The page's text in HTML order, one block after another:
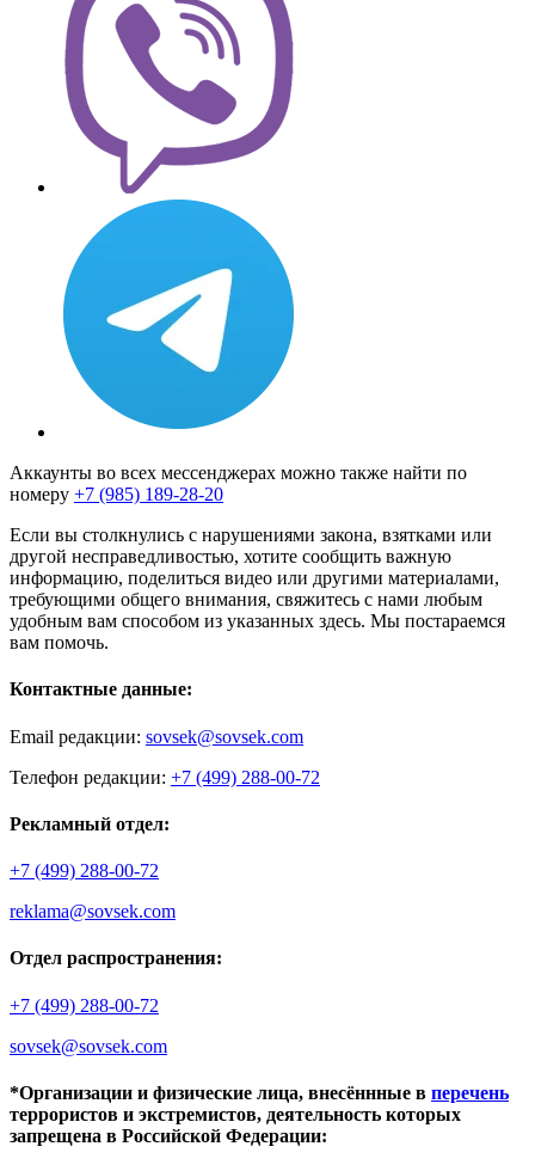
Аккаунты во всех мессенджерах можно также найти по
номеру +7 (985) 189-28-20
Если вы столкнулись с нарушениями закона, взятками или
другой несправедливостью, хотите сообщить важную
информацию, поделиться видео или другими материалами,
требующими общего внимания, свяжитесь с нами любым
удобным вам способом из указанных здесь. Мы постараемся
вам помочь.
Контактные данные:
Email редакции: sovsek@sovsek.com
Телефон редакции: +7 (499) 288-00-72
Рекламный отдел:
+7 (499) 288-00-72
reklama@sovsek.com
Отдел распространения:
+7 (499) 288-00-72
sovsek@sovsek.com
*Организации и физические лица, внесённные в перечень
террористов и экстремистов, деятельность которых
запрещена в Российской Федерации: